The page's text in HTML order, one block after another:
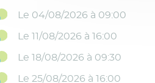
Le 04/08/2026 à 09:00
Le 11/08/2026 à 16:00
Le 18/08/2026 à 09:30
Le 25/08/2026 à 16:00